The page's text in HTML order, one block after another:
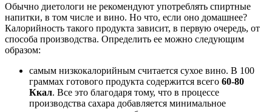
Обычно диетологи не рекомендуют употреблять спиртные
напитки, в том числе и вино. Но что, если оно домашнее?
Калорийность такого продукта зависит, в первую очередь, от
способа производства. Определить ее можно следующим
образом:
самым низкокалорийным считается сухое вино. В 100
граммах готового продукта содержится всего 60-80
Ккал. Все это благодаря тому, что в процессе
производства сахара добавляется минимальное